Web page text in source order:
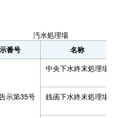
汚水処理場
番号 名称
示第35号
中央下水終末処理場
銭函下水終末処理場